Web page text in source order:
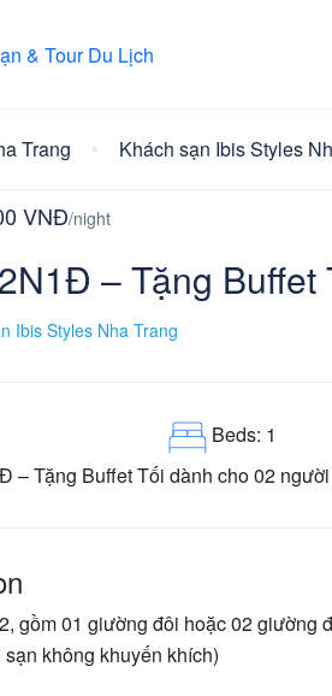
Trang Khách sạn Ibis Styles
VNĐ/night
– Tặng
Ibis Styles Nha Trang
Beds: 1
gồm 01 giường đôi hoặc 02 giường
không khuyến khích)